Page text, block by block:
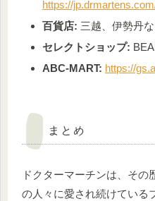
https://
百貨店: 三越、伊勢丹
セレクトショップ:
ABC-MART: https://
まとめ
ドクターマーチンは、その
の人々に愛され続けている